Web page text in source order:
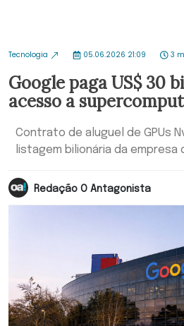
Tecnologia 05.06.2026 21:09 3
Google paga US$ 30
acesso a
Contrato de aluguel de GPUs
listagem bilionária da empresa
Redação O Antagonista